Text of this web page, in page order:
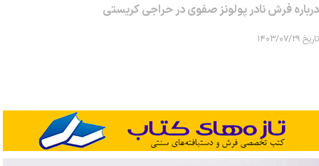
درباره فرش نادر پولونز صفوی در حراجی کریستی
تاریخ ۱۴۰۳/۰۷/۲۹